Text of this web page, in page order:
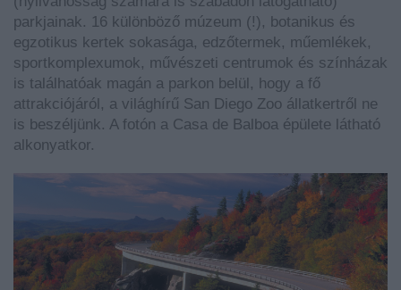
parkjainak. 16 különböző múzeum (!), botanikus és
egzotikus kertek sokasága, edzőtermek, műemlékek,
sportkomplexumok, művészeti centrumok és színházak
is találhatóak magán a parkon belül, hogy a fő
attrakciójáról, a világhírű San Diego Zoo állatkertről ne
is beszéljünk. A fotón a Casa de Balboa épülete látható
alkonyatkor.